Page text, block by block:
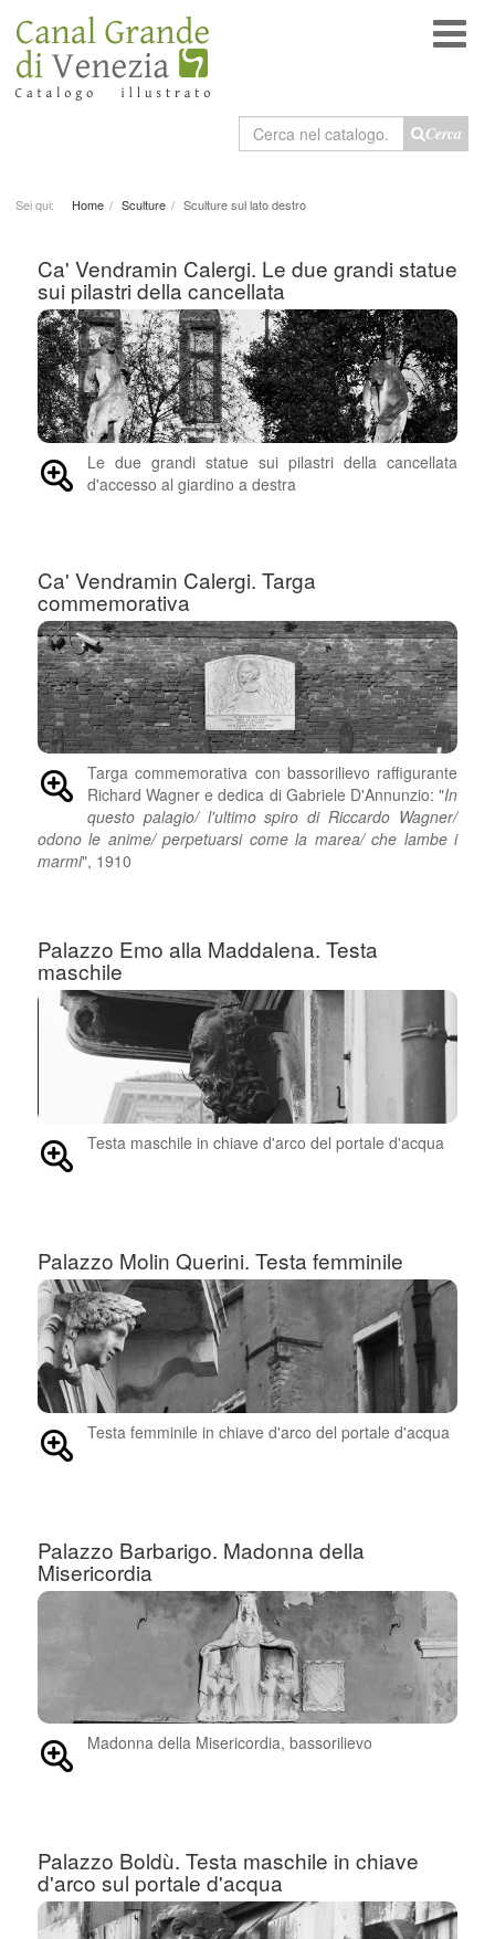
Cerca
Cerca
nel
Sei qui: Home Sculture Sculture sul lato destro
Ca' Vendramin Calergi. Le due grandi statue
sui pilastri della cancellata
Le due grandi statue sui pilastri della cancellata
d'accesso al giardino a destra
Ca' Vendramin Calergi. Targa
commemorativa
Targa commemorativa con bassorilievo raffigurante
Richard Wagner e dedica di Gabriele D'Annunzio: "In
questo palagio/ l'ultimo spiro di Riccardo Wagner/
odono le anime/ perpetuarsi come la marea/ che lambe i
marmi", 1910
Palazzo Emo alla Maddalena. Testa
maschile
Testa maschile in chiave d'arco del portale d'acqua
Palazzo Molin Querini. Testa femminile
Testa femminile in chiave d'arco del portale d'acqua
Palazzo Barbarigo. Madonna della
Misericordia
Madonna della Misericordia, bassorilievo
Palazzo Boldù. Testa maschile in chiave
d'arco sul portale d'acqua